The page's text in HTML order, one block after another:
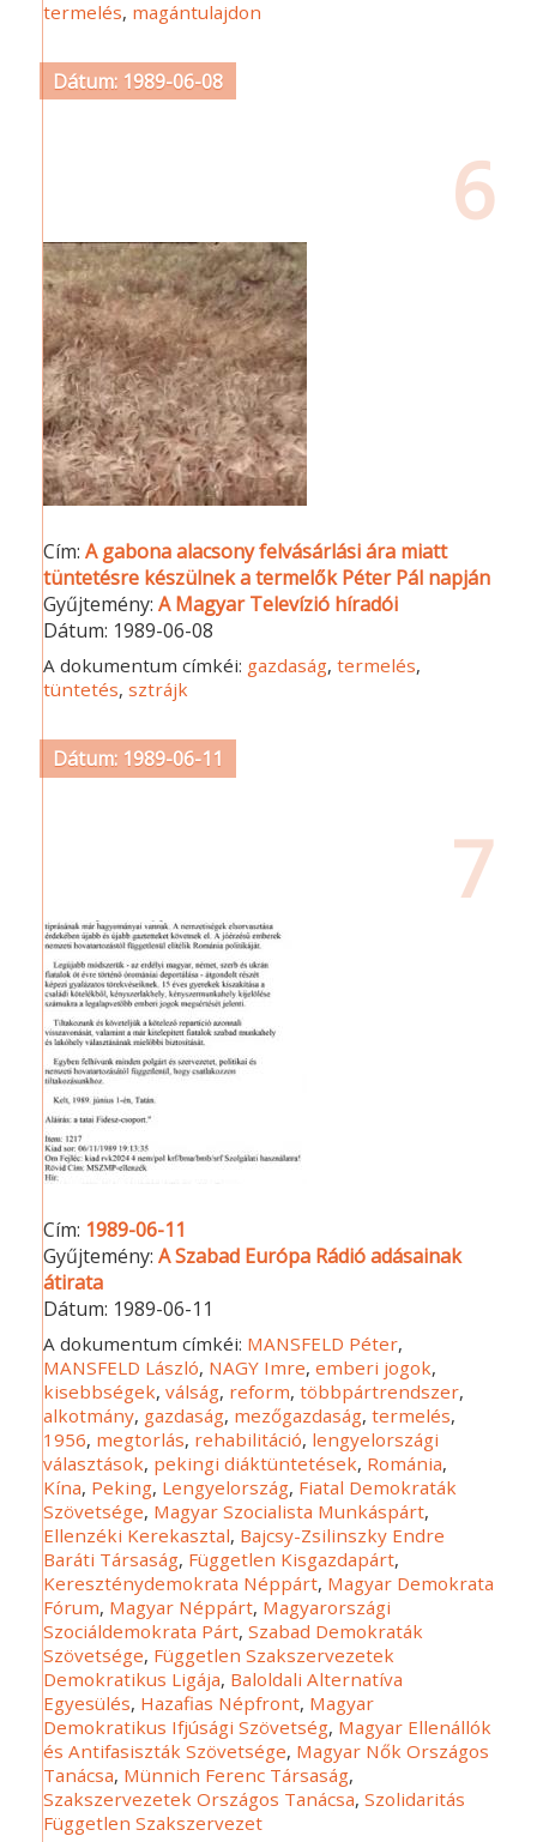
termelés, magántulajdon
Dátum: 1989-06-08
6
Cím:A gabona alacsony felvásárlási ára miatt
tüntetésre készülnek a termelők Péter Pál napján
Gyűjtemény:A Magyar Televízió híradói
Dátum: 1989-06-08
A dokumentum címkéi: gazdaság,termelés,
tüntetés,sztrájk
Dátum: 1989-06-11
7
Cím: 1989-06-11
Gyűjtemény:A Szabad Európa Rádió adásainak
átirata
Dátum: 1989-06-11
A dokumentum címkéi: MANSFELD Péter,
MANSFELD László, NAGY Imre,emberi jogok,
kisebbségek,válság, reform,többpártrendszer,
alkotmány, gazdaság, mezőgazdaság,termelés,
1956, megtorlás, rehabilitáció, lengyelországi
választások, pekingi diáktüntetések, Románia,
Kína, Peking, Lengyelország, Fiatal Demokraták
Szövetsége, Magyar Szocialista Munkáspárt,
Ellenzéki Kerekasztal, Bajcsy-Zsilinszky Endre
Baráti Társaság, Független Kisgazdapárt,
Kereszténydemokrata Néppárt, Magyar Demokrata
Fórum, Magyar Néppárt, Magyarországi
Szociáldemokrata Párt,Szabad Demokraták
Szövetsége, Független Szakszervezetek
Demokratikus Ligája, Baloldali Alternatíva
Egyesülés, Hazafias Népfront, Magyar
Demokratikus Ifjúsági Szövetség, Magyar Ellenállók
és Antifasiszták Szövetsége, Magyar Nők Országos
Tanácsa, Münnich Ferenc Társaság,
Szakszervezetek Országos Tanácsa,Szolidaritás
Független Szakszervezet